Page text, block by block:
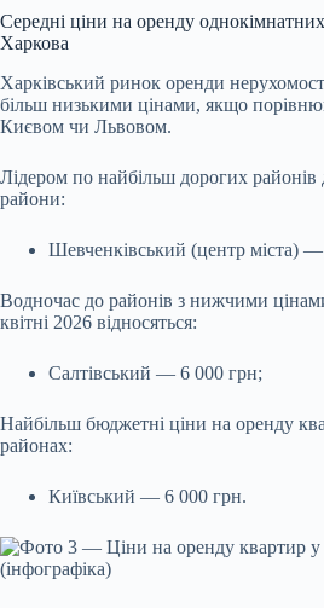
Середні ціни на оренду
Харкова
Харківський ринок оренди
більш низькими цінами, якщо
Києвом чи Львовом.
Лідером по найбільш дорогих
райони:
Шевченківський (центр міста)
Водночас до районів з нижчими
квітні 2026 відносяться:
Салтівський — 6 000 грн;
Найбільш бюджетні ціни на оренду
районах:
Київський — 6 000 грн.